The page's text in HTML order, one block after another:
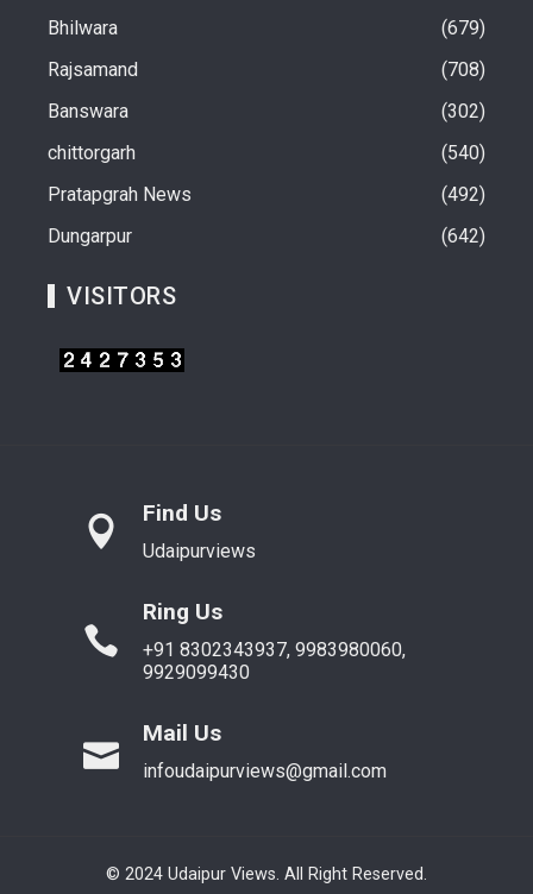
Bhilwara
679
Rajsamand
708
Banswara
302
chittorgarh
540
Pratapgrah News
492
Dungarpur
642
VISITORS
Find Us
Udaipurviews
Ring Us
+91 8302343937, 9983980060,
9929099430
Mail Us
infoudaipurviews@gmail.com
© 2024 Udaipur Views. All Right Reserved.